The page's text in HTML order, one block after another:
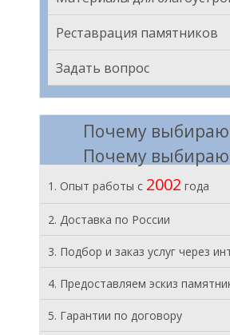
Реставрация памятников
Задать вопрос
Почему
Почему
1. Опыт работы с 2002 года
2. Доставка по России
3. Подбор и заказ услуг через
4. Предоставляем эскиз
5. Гарантии по договору